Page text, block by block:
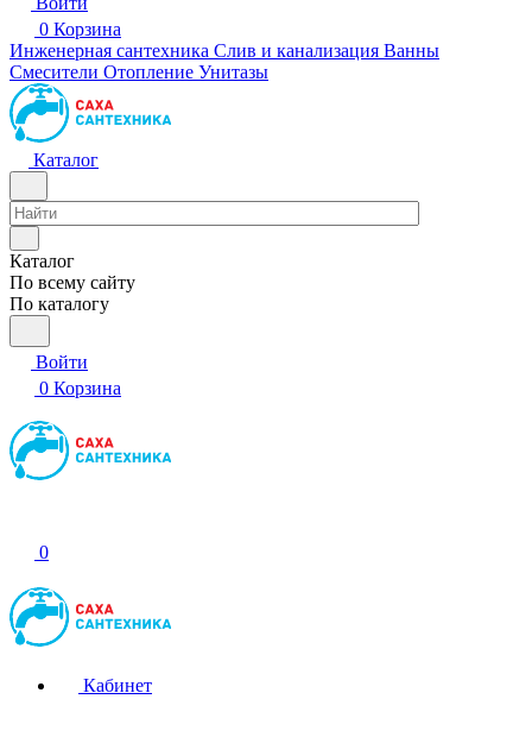
0 Корзина
Инженерная сантехника Слив и канализация Ванны
Смесители Отопление Унитазы
Каталог
Каталог
По всему сайту
По каталогу
Войти
0 Корзина
0
Кабинет